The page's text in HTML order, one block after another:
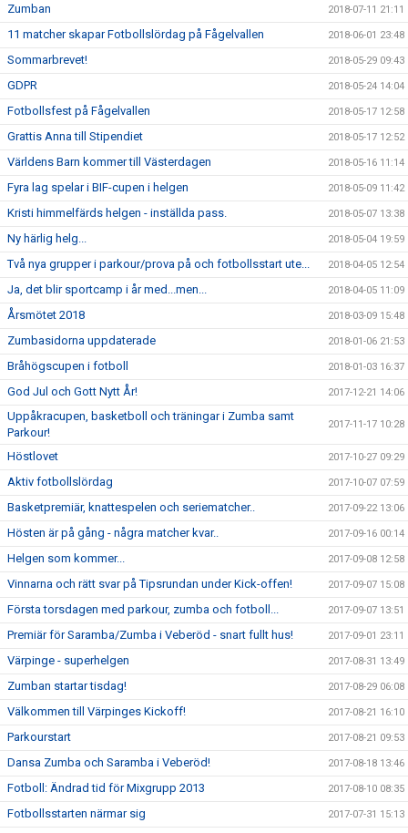
Zumban 2018-07-11 21:11
11 matcher skapar Fotbollslördag på Fågelvallen 2018-06-01 23:48
Sommarbrevet! 2018-05-29 09:43
GDPR 2018-05-24 14:04
Fotbollsfest på Fågelvallen 2018-05-17 12:58
Grattis Anna till Stipendiet 2018-05-17 12:52
Världens Barn kommer till Västerdagen 2018-05-16 11:14
Fyra lag spelar i BIF-cupen i helgen 2018-05-09 11:42
Kristi himmelfärds helgen - inställda pass. 2018-05-07 13:38
Ny härlig helg... 2018-05-04 19:59
Två nya grupper i parkour/prova på och fotbollsstart ute... 2018-04-05 12:54
Ja, det blir sportcamp i år med...men... 2018-04-05 11:09
Årsmötet 2018 2018-03-09 15:48
Zumbasidorna uppdaterade 2018-01-06 21:53
Bråhögscupen i fotboll 2018-01-03 16:37
God Jul och Gott Nytt År! 2017-12-21 14:06
Uppåkracupen, basketboll och träningar i Zumba samt
Parkour!
2017-11-17 10:28
Höstlovet 2017-10-27 09:29
Aktiv fotbollslördag 2017-10-07 07:59
Basketpremiär, knattespelen och seriematcher.. 2017-09-22 13:06
Hösten är på gång - några matcher kvar.. 2017-09-16 00:14
Helgen som kommer... 2017-09-08 12:58
Vinnarna och rätt svar på Tipsrundan under Kick-offen! 2017-09-07 15:08
Första torsdagen med parkour, zumba och fotboll... 2017-09-07 13:51
Premiär för Saramba/Zumba i Veberöd - snart fullt hus! 2017-09-01 23:11
Värpinge - superhelgen 2017-08-31 13:49
Zumban startar tisdag! 2017-08-29 06:08
Välkommen till Värpinges Kickoff! 2017-08-21 16:10
Parkourstart 2017-08-21 09:53
Dansa Zumba och Saramba i Veberöd! 2017-08-18 13:46
Fotboll: Ändrad tid för Mixgrupp 2013 2017-08-10 08:35
Fotbollsstarten närmar sig 2017-07-31 15:13